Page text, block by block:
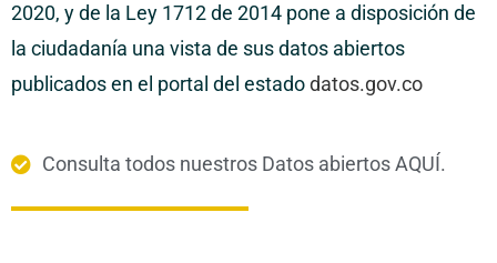
2020, y de la Ley 1712 de 2014 pone a disposición de
la ciudadanía una vista de sus datos abiertos
publicados en el portal del estadodatos.gov.co
Consulta todos nuestros Datos abiertos AQUÍ.